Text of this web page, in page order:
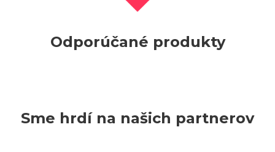
Odporúčané produkty
Sme hrdí na našich partnerov